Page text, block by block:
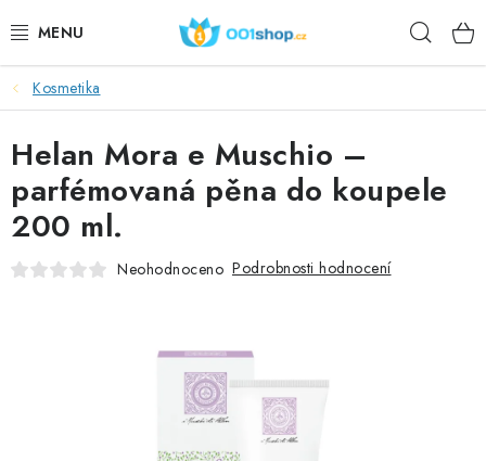
na
DOPLŇKY STRAVY
KOSMETIKA
SPORT
POTRAVINY
Kosmetika
Helan Mora e Muschio –
parfémovaná pěna do koupele
200 ml.
Neohodnoceno Podrobnosti hodnocení